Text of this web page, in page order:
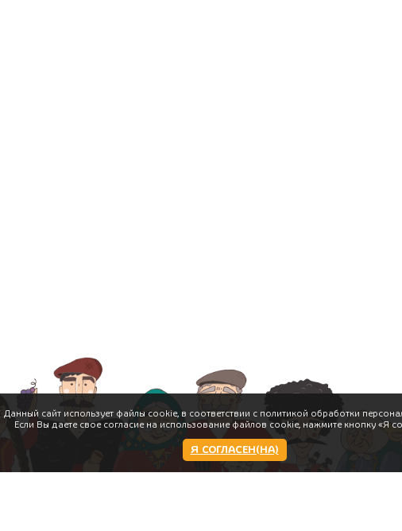
Данный сайт использует файлы cookie, в соответствии с политикой обработки
Если Вы даете свое согласие на использование файлов cookie, нажмите кнопку «Я
Я СОГЛАСЕН(НА)